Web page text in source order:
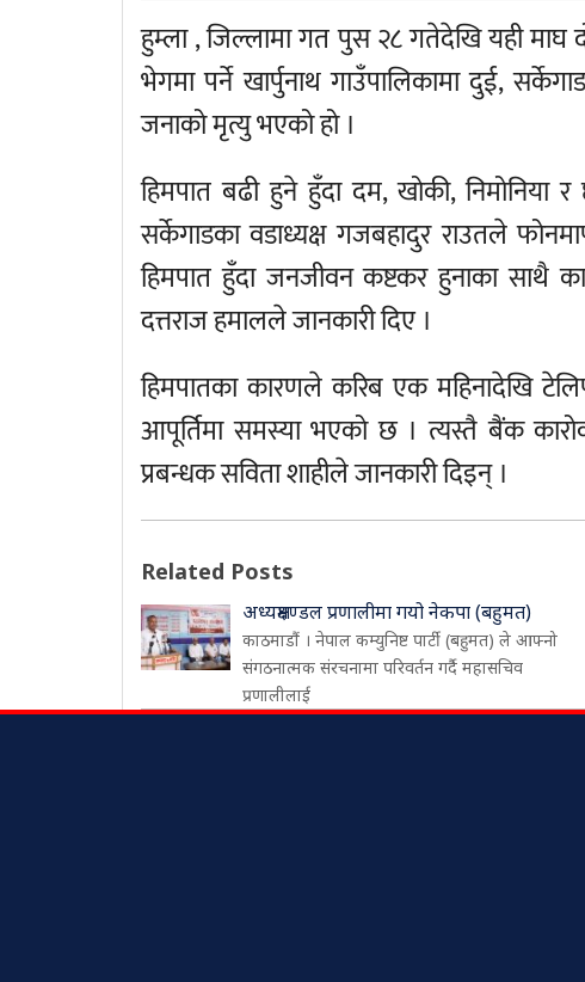
हुम्ला , जिल्लामा गत पुस २८ गतेदेखि यही माघ
भेगमा पर्ने खार्पुनाथ गाउँपालिकामा दुई,
जनाको मृत्यु भएको हो ।
हिमपात बढी हुने हुँदा दम, खोकी,
सर्केगाडका वडाध्यक्ष गजबहादुर राउतले
हिमपात हुँदा जनजीवन कष्टकर हुनाका साथै
दत्तराज हमालले जानकारी दिए ।
हिमपातका कारणले करिब एक महिनादेखि
आपूर्तिमा समस्या भएको छ । त्यस्तै बैंक
प्रबन्धक सविता शाहीले जानकारी दिइन् ।
Related Posts
अध्यक्षमण्डल प्रणालीमा गयो नेकपा (बहुमत)
काठमाडौं । नेपाल कम्युनिष्ट पार्टी (बहुमत) ले आफ्नो
संगठनात्मक संरचनामा परिवर्तन गर्दै महासचिव
प्रणालीलाई